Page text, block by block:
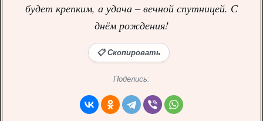
будет крепким, а удача – вечной спутницей. С
днём рождения!
📋 Скопировать
Поделись: